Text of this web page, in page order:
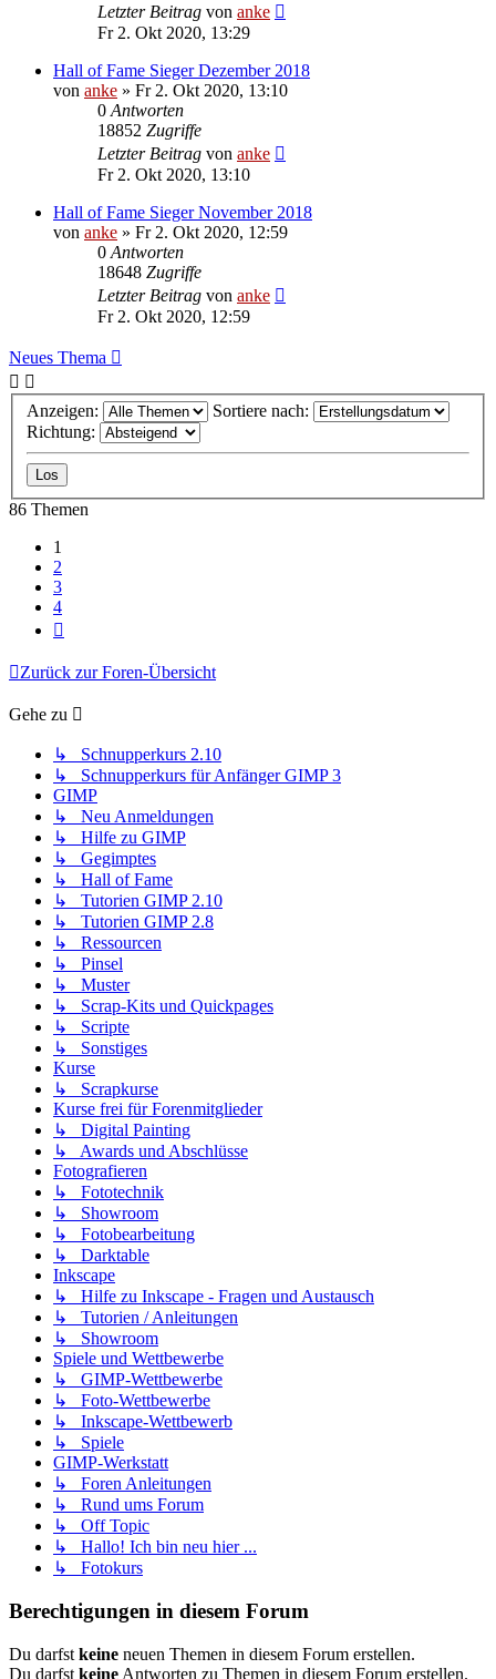
Letzter Beitrag von anke
Fr 2. Okt 2020, 13:29
Hall of Fame Sieger Dezember 2018
von anke » Fr 2. Okt 2020, 13:10
0 Antworten
18852 Zugriffe
Letzter Beitrag von anke
Fr 2. Okt 2020, 13:10
Hall of Fame Sieger November 2018
von anke » Fr 2. Okt 2020, 12:59
0 Antworten
18648 Zugriffe
Letzter Beitrag von anke
Fr 2. Okt 2020, 12:59
Neues Thema
Anzeigen:
Sortiere nach:
Richtung:
86 Themen
1
2
3
4
Zurück zur Foren-Übersicht
Gehe zu
↳ Schnupperkurs 2.10
↳ Schnupperkurs für Anfänger GIMP 3
GIMP
↳ Neu Anmeldungen
↳ Hilfe zu GIMP
↳ Gegimptes
↳ Hall of Fame
↳ Tutorien GIMP 2.10
↳ Tutorien GIMP 2.8
↳ Ressourcen
↳ Pinsel
↳ Muster
↳ Scrap-Kits und Quickpages
↳ Scripte
↳ Sonstiges
Kurse
↳ Scrapkurse
Kurse frei für Forenmitglieder
↳ Digital Painting
↳ Awards und Abschlüsse
Fotografieren
↳ Fototechnik
↳ Showroom
↳ Fotobearbeitung
↳ Darktable
Inkscape
↳ Hilfe zu Inkscape - Fragen und Austausch
↳ Tutorien / Anleitungen
↳ Showroom
Spiele und Wettbewerbe
↳ GIMP-Wettbewerbe
↳ Foto-Wettbewerbe
↳ Inkscape-Wettbewerb
↳ Spiele
GIMP-Werkstatt
↳ Foren Anleitungen
↳ Rund ums Forum
↳ Off Topic
↳ Hallo! Ich bin neu hier ...
↳ Fotokurs
Berechtigungen in diesem Forum
Du darfst keine neuen Themen in diesem Forum erstellen.
Du darfst keine Antworten zu Themen in diesem Forum erstellen.